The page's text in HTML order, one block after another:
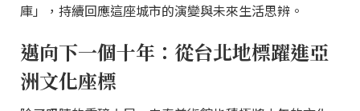
庫」，持續回應這座城市的演變與未來生活思辨。
邁向下一個十年：從台北地標躍進亞
洲文化座標